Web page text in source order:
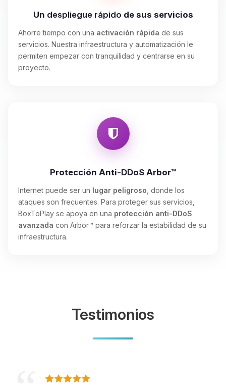
Un despliegue rápido de sus servicios
Ahorre tiempo con una activación rápida de sus
servicios. Nuestra infraestructura y automatización le
permiten empezar con tranquilidad y centrarse en su
proyecto.
Protección Anti-DDoS Arbor™
Internet puede ser un lugar peligroso , donde los
ataques son frecuentes. Para proteger sus servicios,
BoxToPlay se apoya en una protección anti-DDoS
avanzada con Arbor™ para reforzar la estabilidad de su
infraestructura.
Testimonios